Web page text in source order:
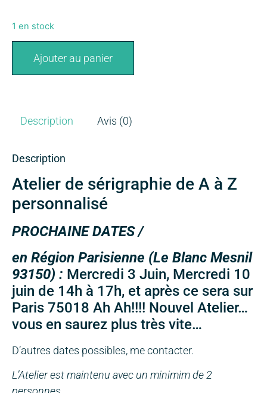
1 en stock
Ajouter au panier
Description Avis (0)
Description
Atelier de sérigraphie de A à Z
personnalisé
PROCHAINE DATES /
en Région Parisienne (Le Blanc Mesnil
93150) : Mercredi 3 Juin, Mercredi 10
juin de 14h à 17h, et après ce sera sur
Paris 75018 Ah Ah!!!! Nouvel Atelier…
vous en saurez plus très vite…
D’autres dates possibles, me contacter.
L’Atelier est maintenu avec un minimim de 2